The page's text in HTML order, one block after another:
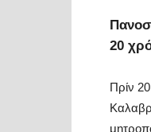
20
Πρίν